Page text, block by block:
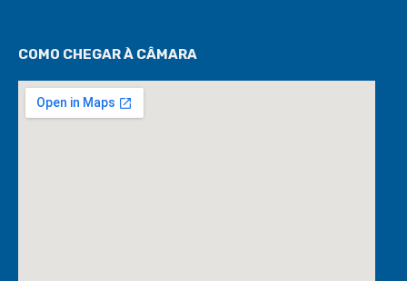
COMO CHEGAR À CÂMARA